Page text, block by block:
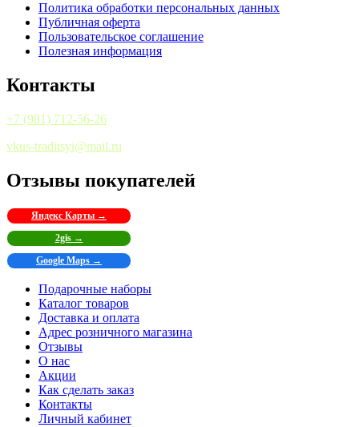
Политика обработки персональных данных
Публичная оферта
Пользовательское соглашение
Полезная информация
Контакты
+7 (981) 712-56-26
vkus-traditsyi@mail.ru
Отзывы покупателей
Яндекс Карты →
2gis →
Google Maps →
Подарочные наборы
Каталог товаров
Доставка и оплата
Адрес розничного магазина
Отзывы
О нас
Акции
Как сделать заказ
Контакты
Личный кабинет